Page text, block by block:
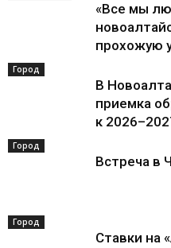
«Все мы
прохожую
Город
В
приемка
к
Город
Встреча в
Город
Ставки на